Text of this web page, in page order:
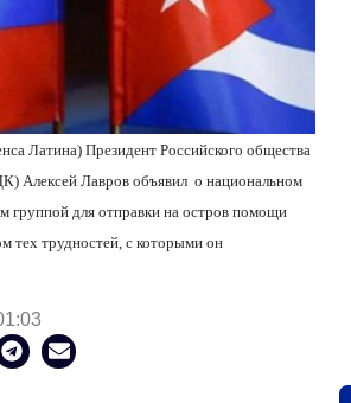
Латина) Президент Российского общества
Алексей Лавров объявил о национальном
группой для отправки на остров помощи
тех трудностей, с которыми он